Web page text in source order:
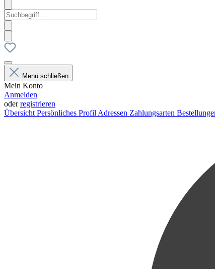
Menü schließen
Mein Konto
Anmelden
oderregistrieren
Übersicht Persönliches Profil Adressen Zahlungsarten